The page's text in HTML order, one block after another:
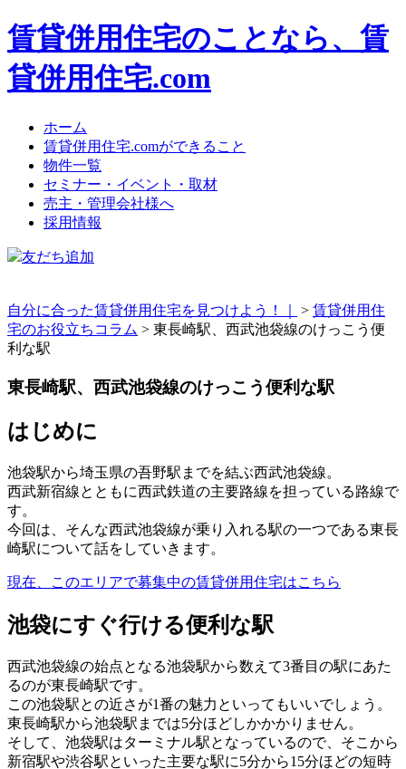
賃貸併用住宅のことなら、賃
貸併用住宅.com
ホーム
賃貸併用住宅.comができること
物件一覧
セミナー・イベント・取材
売主・管理会社様へ
採用情報
友だち追加
自分に合った賃貸併用住宅を見つけよう！｜ > 賃貸併用住
宅のお役立ちコラム > 東長崎駅、西武池袋線のけっこう便
利な駅
東長崎駅、西武池袋線のけっこう便利な駅
はじめに
池袋駅から埼玉県の吾野駅までを結ぶ西武池袋線。
西武新宿線とともに西武鉄道の主要路線を担っている路線で
す。
今回は、そんな西武池袋線が乗り入れる駅の一つである東長
崎駅について話をしていきます。
現在、このエリアで募集中の賃貸併用住宅はこちら
池袋にすぐ行ける便利な駅
西武池袋線の始点となる池袋駅から数えて3番目の駅にあた
るのが東長崎駅です。
この池袋駅との近さが1番の魅力といってもいいでしょう。
東長崎駅から池袋駅までは5分ほどしかかかりません。
そして、池袋駅はターミナル駅となっているので、そこから
新宿駅や渋谷駅といった主要な駅に5分から15分ほどの短時